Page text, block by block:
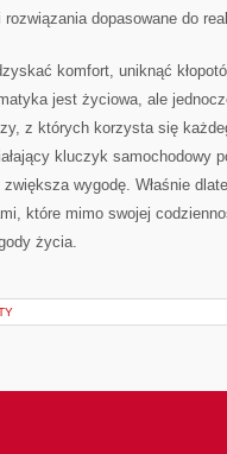
dopasowane do
komfort, uniknąć
jest życiowa, ale
z których korzysta się
kluczyk samochodowy
wygodę. Właśnie
które mimo swojej
życia.